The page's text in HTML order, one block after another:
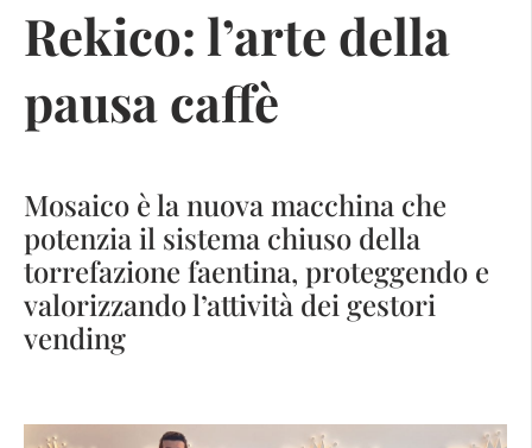
Rekico: l’arte della
pausa caffè
Mosaico è la nuova macchina che
potenzia il sistema chiuso della
torrefazione faentina, proteggendo e
valorizzando l’attività dei gestori
vending